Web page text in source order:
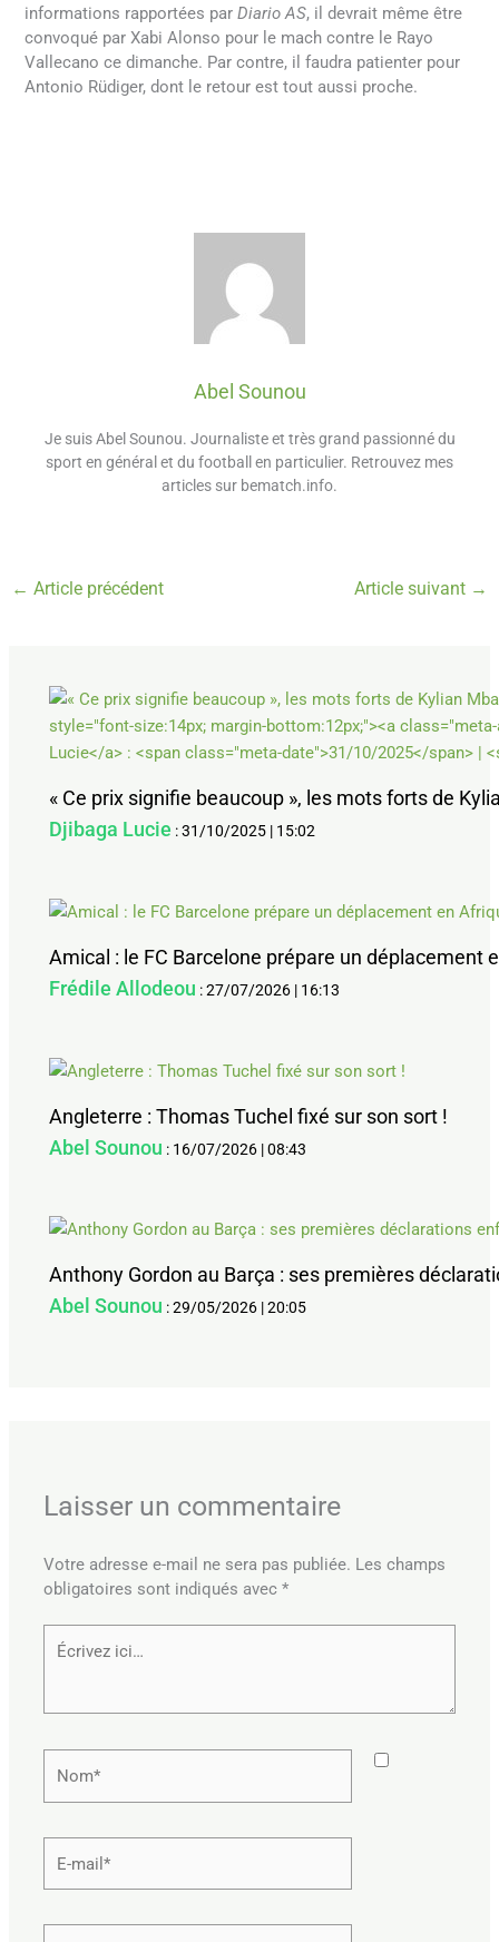
informations rapportées parDiario AS, il devrait même être
convoqué par Xabi Alonso pour le mach contre le Rayo
Vallecano ce dimanche. Par contre, il faudra patienter pour
Antonio Rüdiger, dont le retour est tout aussi proche.
Abel Sounou
Je suis Abel Sounou. Journaliste et très grand passionné du
sport en général et du football en particulier. Retrouvez mes
articles sur bematch.info.
← Article précédent Article suivant →
« Ce prix signifie beaucoup », les mots forts de
Djibaga Lucie :31/10/2025 | 15:02
Amical : le FC Barcelone prépare un déplacement
Frédile Allodeou :27/07/2026 | 16:13
Angleterre : Thomas Tuchel fixé sur son sort !
Abel Sounou : 16/07/2026 |08:43
Anthony Gordon au Barça : ses premières
Abel Sounou :29/05/2026 |20:05
Laisser un commentaire
Votre adresse e-mail ne sera pas publiée. Les champs
obligatoires sont indiqués avec*
Écrivez
mail*